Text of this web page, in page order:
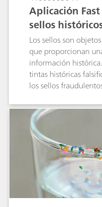
prácticas
(requisitos GMP). La
Alimentos y
mercado de
deben seguir las
Manufactura
NanoRam®-1064 es
de identidad
fluorescencia
portátiles típicos con
el NanoRam®-1064
productos
fluorescencia con un
Aplicación
sellos
Los sellos son
que proporcionan
información
tintas históricas
los sellos
i-Raman EX® con
porque minimiza la
Raman EX® también
reducir la potencia
para evitar calcinar
videomicroscopio
más pequeños, lo
análisis del
histórico de 1885.